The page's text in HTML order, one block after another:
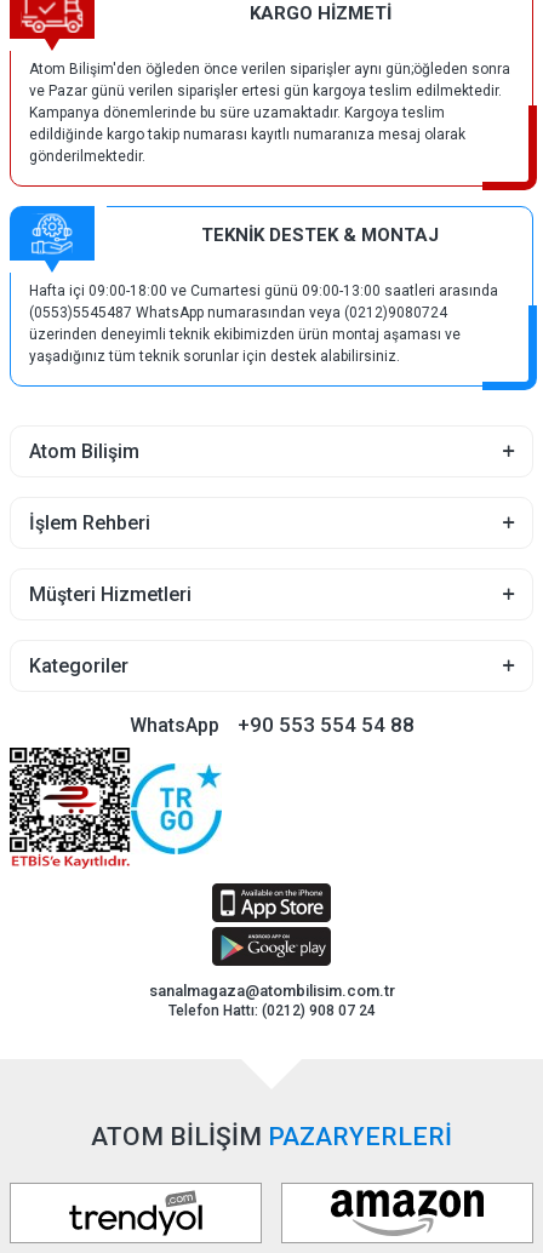
KARGO HİZMETİ
Atom Bilişim'den öğleden önce verilen siparişler aynı gün;öğleden sonra
ve Pazar günü verilen siparişler ertesi gün kargoya teslim edilmektedir.
Kampanya dönemlerinde bu süre uzamaktadır. Kargoya teslim
edildiğinde kargo takip numarası kayıtlı numaranıza mesaj olarak
gönderilmektedir.
TEKNİK DESTEK & MONTAJ
Hafta içi 09:00-18:00 ve Cumartesi günü 09:00-13:00 saatleri arasında
(0553)5545487 WhatsApp numarasından veya (0212)9080724
üzerinden deneyimli teknik ekibimizden ürün montaj aşaması ve
yaşadığınız tüm teknik sorunlar için destek alabilirsiniz.
Atom Bilişim
İşlem Rehberi
Müşteri Hizmetleri
Kategoriler
WhatsApp +90 553 554 54 88
sanalmagaza@atombilisim.com.tr
Telefon Hattı: (0212) 908 07 24
ATOM BİLİŞİM PAZARYERLERİ